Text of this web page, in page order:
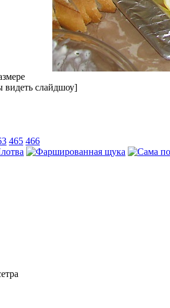
видеть слайдшоу]
465 466